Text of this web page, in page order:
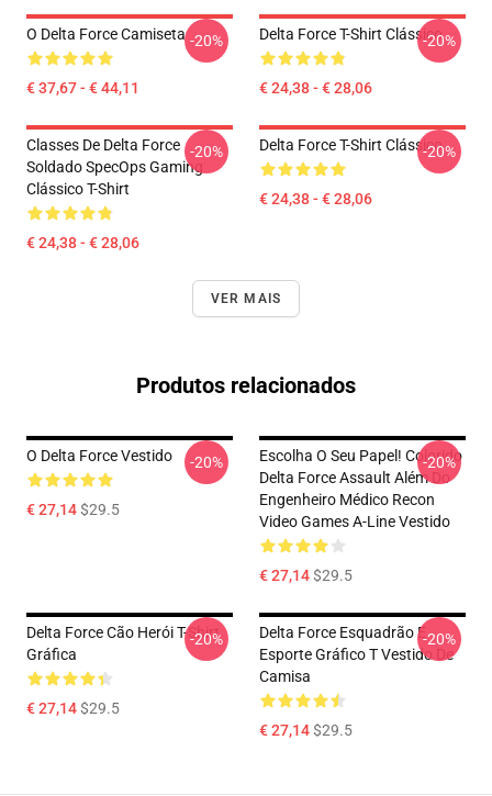
O Delta Force Camiseta
€ 37,67 - € 44,11
-20% Delta Force T-Shirt Clássico
€ 24,38 - € 28,06
-20%
Classes De Delta Force
Soldado SpecOps Gaming
Clássico T-Shirt
€ 24,38 - € 28,06
-20% Delta Force T-Shirt Clássico
€ 24,38 - € 28,06
-20%
VER MAIS
Produtos relacionados
O Delta Force Vestido
€ 27,14$29.5
-20%
Escolha O Seu Papel! Colorido
Delta Force Assault Além Do
Engenheiro Médico Recon
Video Games A-Line Vestido
€ 27,14$29.5
-20%
Delta Force Cão Herói T-Shirt
Gráfica
€ 27,14$29.5
-20%
Delta Force Esquadrão E
Esporte Gráfico T Vestido De
Camisa
€ 27,14$29.5
-20%